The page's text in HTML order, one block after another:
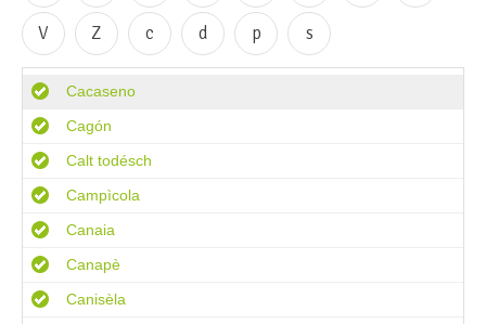
V Z c d p s
Cacaseno
Cagón
Calt todésch
Campìcola
Canaia
Canapè
Canisèla